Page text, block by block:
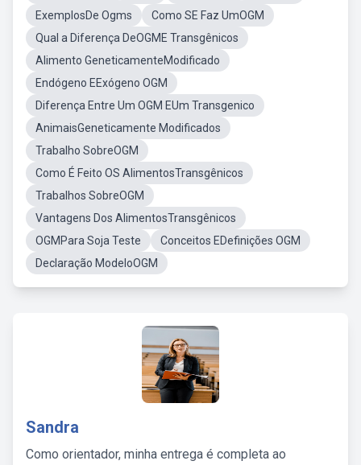
ExemplosDe Ogms
Como SE Faz UmOGM
Qual a Diferença DeOGME Transgênicos
Alimento GeneticamenteModificado
Endógeno EExógeno OGM
Diferença Entre Um OGM EUm Transgenico
AnimaisGeneticamente Modificados
Trabalho SobreOGM
Como É Feito OS AlimentosTransgênicos
Trabalhos SobreOGM
Vantagens Dos AlimentosTransgênicos
OGMPara Soja Teste
Conceitos EDefinições OGM
Declaração ModeloOGM
Sandra
Como orientador, minha entrega é completa ao